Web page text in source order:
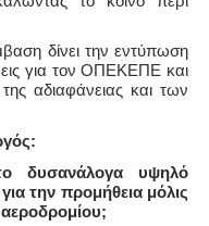
δίνει την εντύπωση
για τον ΟΠΕΚΕΠΕ και
αδιαφάνειας και των
δυσανάλογα υψηλό
την προμήθεια μόλις